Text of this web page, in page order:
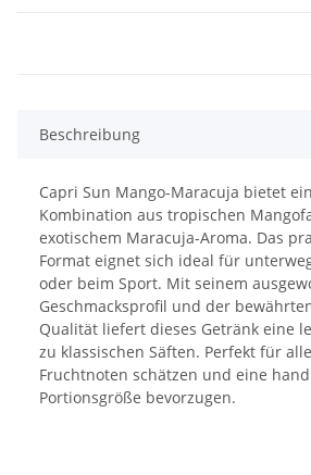
Beschreibung
Capri Sun Mango-Maracuja bietet
Kombination aus tropischen
exotischem Maracuja-Aroma. Das
Format eignet sich ideal für
oder beim Sport. Mit seinem
Geschmacksprofil und der
Qualität liefert dieses Getränk eine
zu klassischen Säften. Perfekt für
Fruchtnoten schätzen und eine
Portionsgröße bevorzugen.